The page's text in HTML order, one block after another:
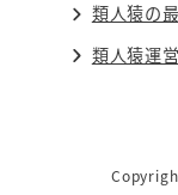
類人猿の
類人猿運